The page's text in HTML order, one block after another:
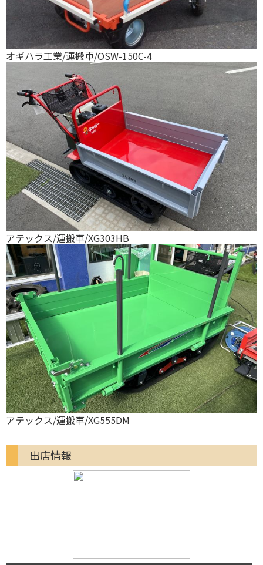
オギハラ工業/運搬車/OSW-150C-4
アテックス/運搬車/XG303HB
アテックス/運搬車/XG555DM
出店情報